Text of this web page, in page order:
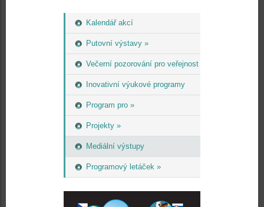
Kalendář akcí
Putovní výstavy »
Večerní pozorování pro veřejnost
Inovativní výukové programy
Program pro »
Projekty »
Mediální výstupy
Programový letáček »